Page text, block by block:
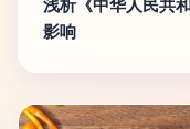
浅析《中华人民共
影响